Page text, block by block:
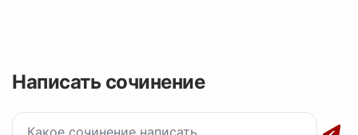
Написать сочинение